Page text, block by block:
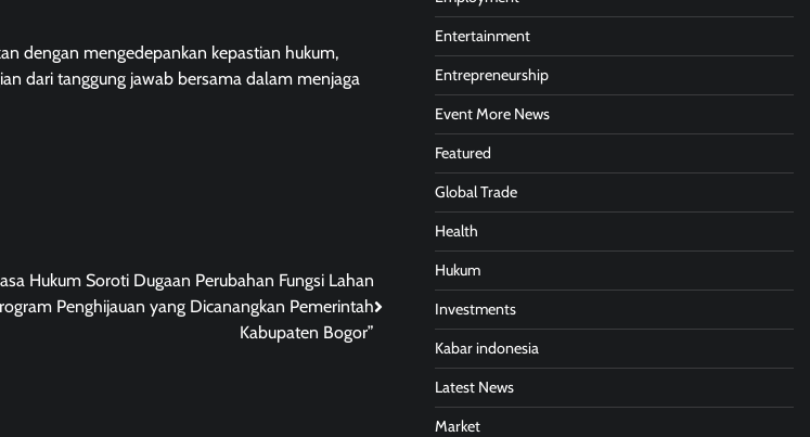
dengan mengedepankan kepastian hukum,
dari tanggung jawab bersama dalam menjaga
Hukum Soroti Dugaan Perubahan Fungsi Lahan
Penghijauan yang Dicanangkan Pemerintah
Kabupaten Bogor”
Entertainment
Entrepreneurship
Event More News
Featured
Global Trade
Health
Hukum
Investments
Kabar indonesia
Latest News
Market